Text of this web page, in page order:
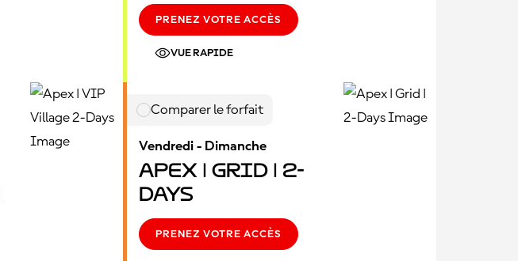
PRENEZ VOTRE ACCÈS
VUE RAPIDE
Comparer le forfait
Vendredi - Dimanche
Apex | Grid | 2-
Days
PRENEZ VOTRE ACCÈS